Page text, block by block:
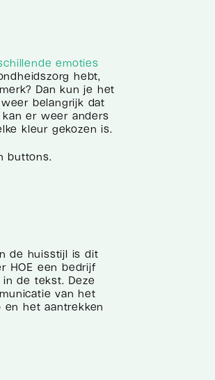
emoties
hebt,
Dan kun je het
belangrijk dat
er weer anders
kleur gekozen is.
buttons.
de huisstijl is dit
HOE een bedrijf
de tekst. Deze
van het
het aantrekken